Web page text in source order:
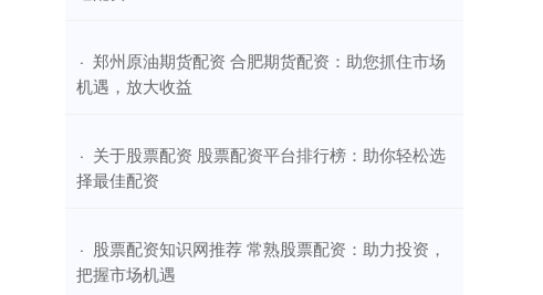
· ​郑州原油期货配资 合肥期货配资：助您抓住市场
机遇，放大收益
· ​关于股票配资 股票配资平台排行榜：助你轻松选
择最佳配资
· ​股票配资知识网推荐 常熟股票配资：助力投资，
把握市场机遇